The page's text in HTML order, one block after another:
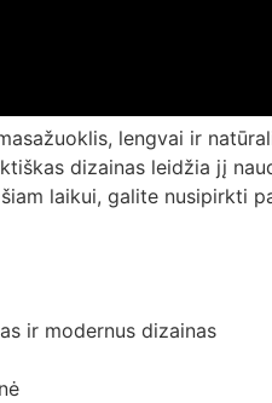
lengvai ir
dizainas leidžia jį
laikui, galite nusipirkti
ir modernus dizainas